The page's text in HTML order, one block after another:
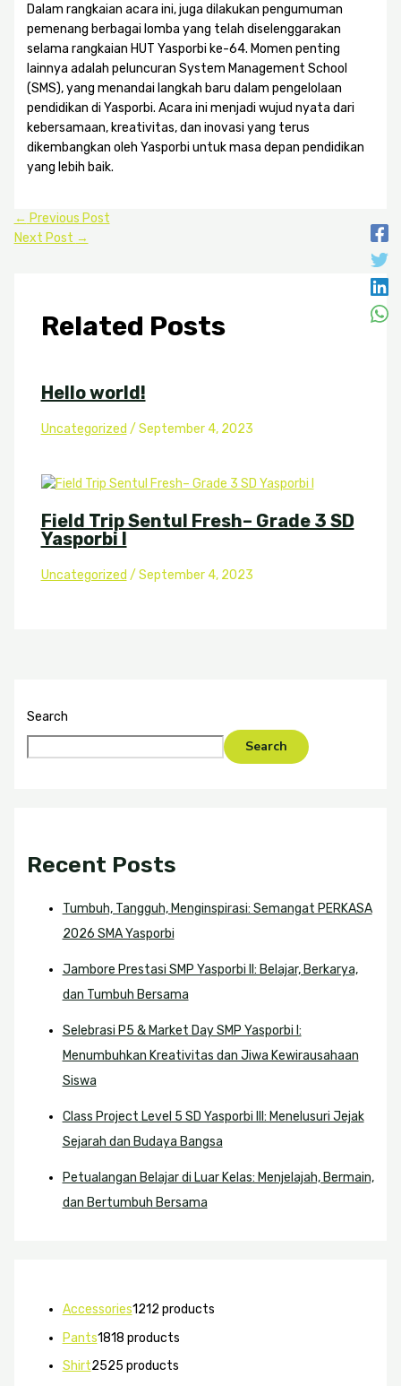
Dalam rangkaian acara ini, juga dilakukan pengumuman
pemenang berbagai lomba yang telah diselenggarakan
selama rangkaian HUT Yasporbi ke-64. Momen penting
lainnya adalah peluncuran System Management School
(SMS), yang menandai langkah baru dalam pengelolaan
pendidikan di Yasporbi. Acara ini menjadi wujud nyata dari
kebersamaan, kreativitas, dan inovasi yang terus
dikembangkan oleh Yasporbi untuk masa depan pendidikan
yang lebih baik.
← Previous Post
Next Post →
Related Posts
Hello world!
Uncategorized / September 4, 2023
Field Trip Sentul Fresh– Grade 3 SD
Yasporbi I
Uncategorized / September 4, 2023
Search
Search
Recent Posts
Tumbuh, Tangguh, Menginspirasi: Semangat PERKASA
2026 SMA Yasporbi
Jambore Prestasi SMP Yasporbi II: Belajar, Berkarya,
dan Tumbuh Bersama
Selebrasi P5 & Market Day SMP Yasporbi I:
Menumbuhkan Kreativitas dan Jiwa Kewirausahaan
Siswa
Class Project Level 5 SD Yasporbi III: Menelusuri Jejak
Sejarah dan Budaya Bangsa
Petualangan Belajar di Luar Kelas: Menjelajah, Bermain,
dan Bertumbuh Bersama
Accessories1212 products
Pants1818 products
Shirt2525 products